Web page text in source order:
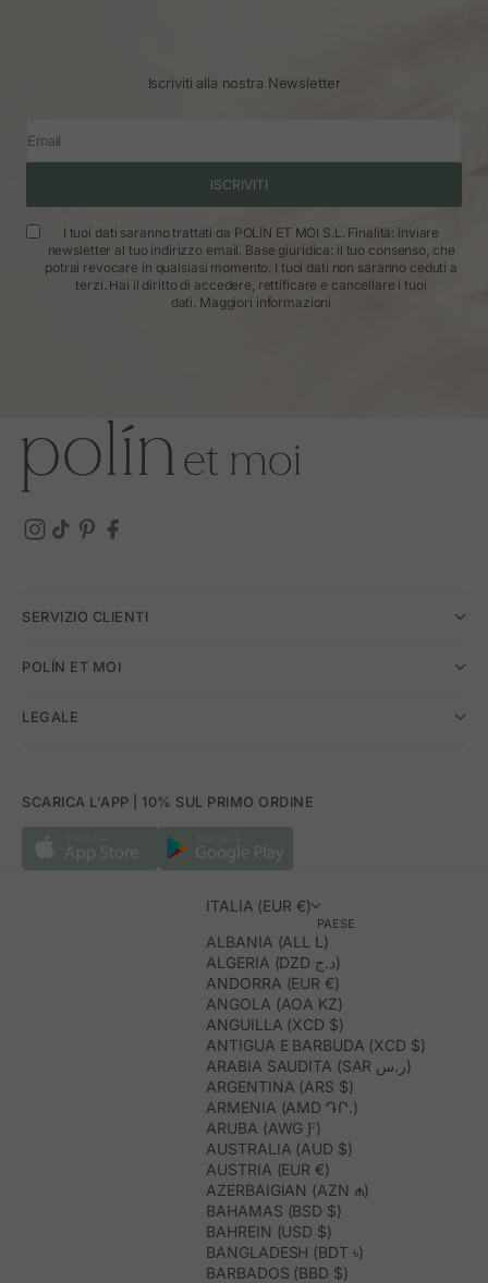
Iscriviti alla nostra Newsletter
Email
ISCRIVITI
I tuoi dati saranno trattati da POLÍN ET MOI S.L. Finalità: inviare
newsletter al tuo indirizzo email. Base giuridica: il tuo consenso, che
potrai revocare in qualsiasi momento. I tuoi dati non saranno ceduti a
terzi. Hai il diritto di accedere, rettificare e cancellare i tuoi
dati. Maggiori informazioni
SERVIZIO CLIENTI
POLÍN ET MOI
LEGALE
SCARICA L'APP | 10% SUL PRIMO ORDINE
ITALIA (EUR €)
PAESE
ALBANIA (ALL L)
ALGERIA (DZD د.ج)
ANDORRA (EUR €)
ANGOLA (AOA KZ)
ANGUILLA (XCD $)
ANTIGUA E BARBUDA (XCD $)
ARABIA SAUDITA (SAR ر.س)
ARGENTINA (ARS $)
ARMENIA (AMD ԴՐ.)
ARUBA (AWG Ƒ)
AUSTRALIA (AUD $)
AUSTRIA (EUR €)
AZERBAIGIAN (AZN ₼)
BAHAMAS (BSD $)
BAHREIN (USD $)
BANGLADESH (BDT ৳)
BARBADOS (BBD $)